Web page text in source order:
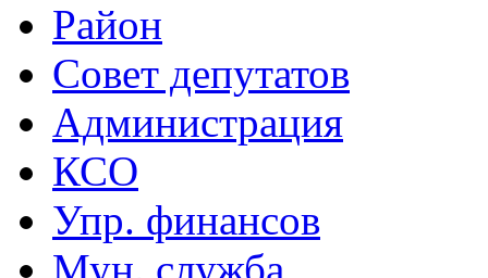
Район
Совет депутатов
Администрация
КСО
Упр. финансов